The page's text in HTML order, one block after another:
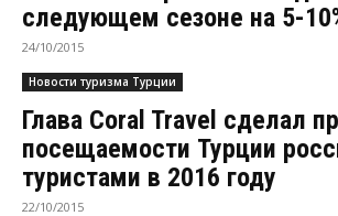
следующем сезоне на 5-
24/10/2015
Новости туризма Турции
Глава Coral Travel сделал
посещаемости Турции
туристами в 2016 году
22/10/2015